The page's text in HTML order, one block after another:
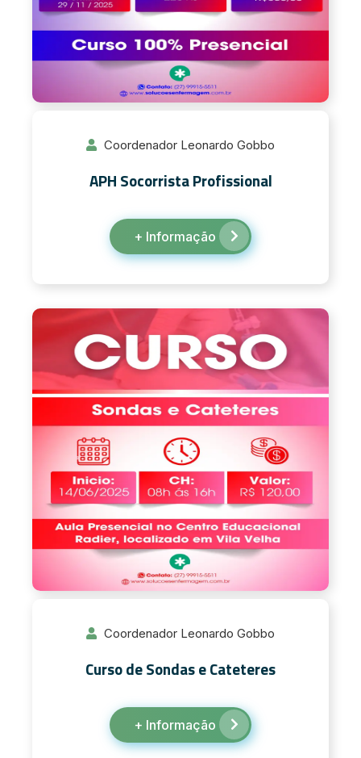
Coordenador Leonardo Gobbo
APH Socorrista Profissional
+ Informação
Coordenador Leonardo Gobbo
Curso de Sondas e Cateteres
+ Informação